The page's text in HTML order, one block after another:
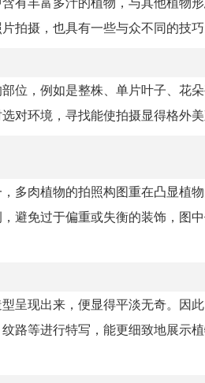
拍摄，也具有一些与众不同的技巧
位，例如是整株、单片叶子、花
对环境，寻找能使拍摄显得格外美
多肉植物的拍照构图重在凸显植
避免过于偏重或失衡的装饰，图
呈现出来，便显得平淡无奇。因
路等进行特写，能更细致地展示